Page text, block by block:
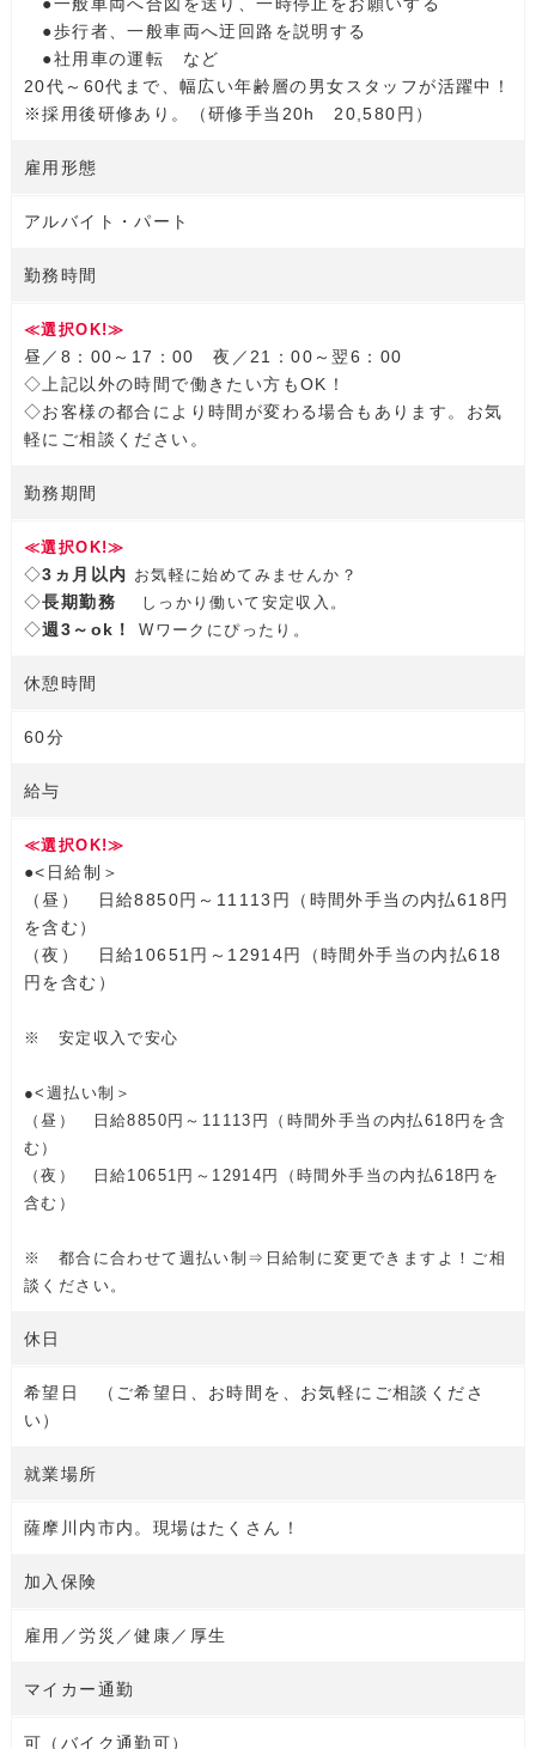
●歩行者、一般車両へ迂回路を説明する
●社用車の運転 など
20代～60代まで、幅広い年齢層の男女スタッフが活躍中！
※採用後研修あり。（研修手当20h 20,580円）
雇用形態
アルバイト・パート
勤務時間
≪選択OK!≫
昼／8：00～17：00 夜／21：00～翌6：00
◇上記以外の時間で働きたい方もOK！
◇お客様の都合により時間が変わる場合もあります。お気
軽にご相談ください。
勤務期間
≪選択OK!≫
◇3ヵ月以内 お気軽に始めてみませんか？
◇長期勤務 しっかり働いて安定収入。
◇週3～ok！ Wワークにぴったり。
休憩時間
60分
給与
≪選択OK!≫
●<日給制＞
（昼） 日給8850円～11113円（時間外手当の内払618円
を含む）
（夜） 日給10651円～12914円（時間外手当の内払618
円を含む）
※ 安定収入で安心
●<週払い制＞
（昼） 日給8850円～11113円（時間外手当の内払618円を含
む）
（夜） 日給10651円～12914円（時間外手当の内払618円を
含む）
※ 都合に合わせて週払い制⇒日給制に変更できますよ！ご相
談ください。
休日
希望日 （ご希望日、お時間を、お気軽にご相談くださ
い）
就業場所
薩摩川内市内。現場はたくさん！
加入保険
雇用／労災／健康／厚生
マイカー通勤
可（バイク通勤可）